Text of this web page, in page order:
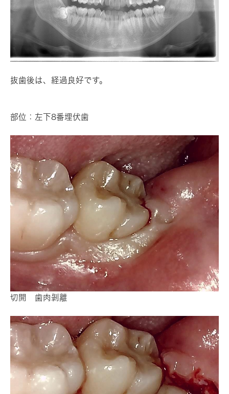
抜歯後は、経過良好です。
部位：左下8番埋伏歯
切開 歯肉剝離